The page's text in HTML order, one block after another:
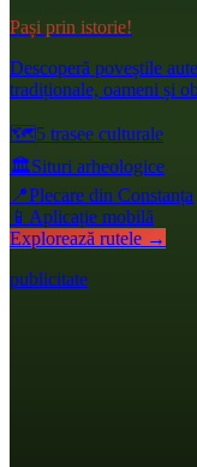
Pași prin istorie!
Descoperă poveștile
tradiționale, oameni și
🗺️5 trasee culturale
🏛️Situri arheologice
📍Plecare din Constanța
📱 Aplicație mobilă
Explorează rutele →
publicitate